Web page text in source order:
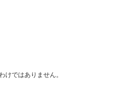
けではありません。